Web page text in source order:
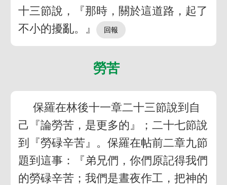
十三節說，『那時，關於這道路，起了
不小的擾亂。』
勞苦
保羅在林後十一章二十三節說到自
己『論勞苦，是更多的』；二十七節說
到『勞碌辛苦』。保羅在帖前二章九節
題到這事：『弟兄們，你們原記得我們
的勞碌辛苦；我們是晝夜作工，把神的